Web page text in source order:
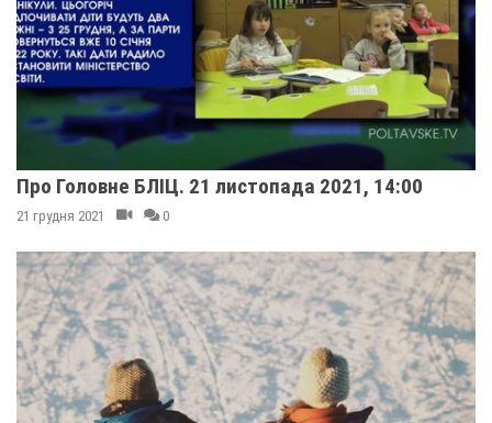
Про Головне БЛІЦ. 21 листопада 2021, 14:00
21 грудня 2021 0